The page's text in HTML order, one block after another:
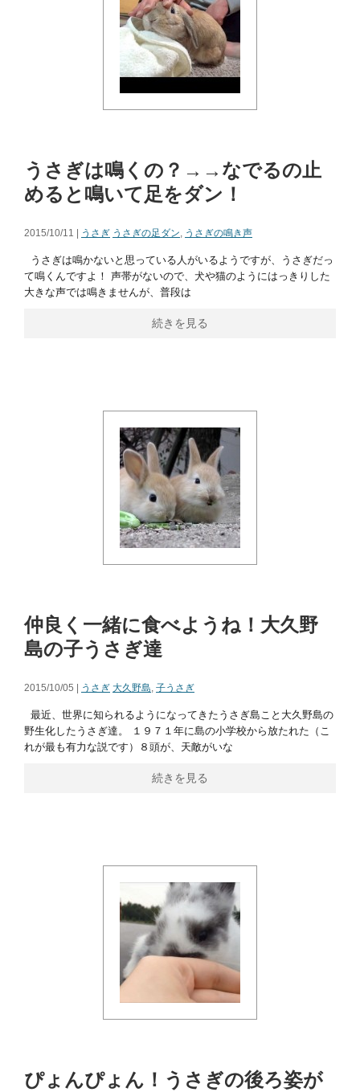
うさぎは鳴くの？→→なでるの止
めると鳴いて足をダン！
2015/10/11 | うさぎ うさぎの足ダン, うさぎの鳴き声
うさぎは鳴かないと思っている人がいるようですが、うさぎだっ
て鳴くんですよ！ 声帯がないので、犬や猫のようにはっきりした
大きな声では鳴きませんが、普段は
続きを見る
仲良く一緒に食べようね！大久野
島の子うさぎ達
2015/10/05 | うさぎ 大久野島, 子うさぎ
最近、世界に知られるようになってきたうさぎ島こと大久野島の
野生化したうさぎ達。 １９７１年に島の小学校から放たれた（こ
れが最も有力な説です）８頭が、天敵がいな
続きを見る
ぴょんぴょん！うさぎの後ろ姿が